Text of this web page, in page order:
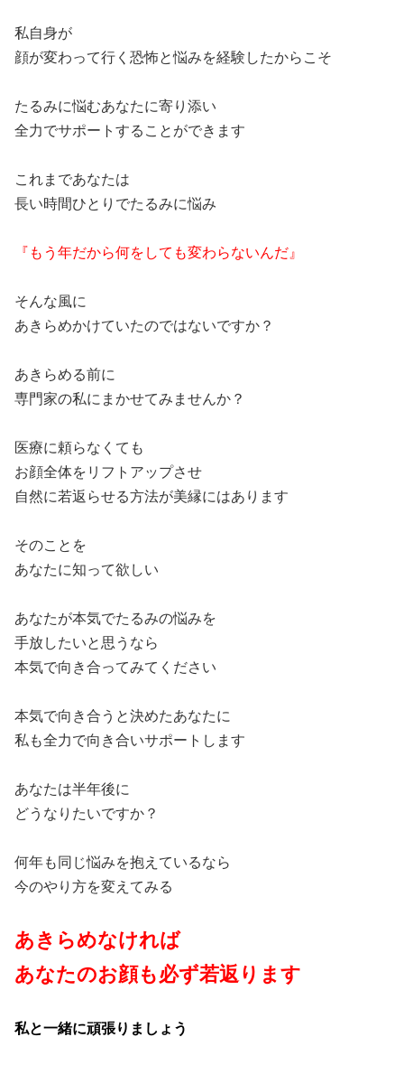
私自身が
顔が変わって行く恐怖と悩みを経験したからこそ
たるみに悩むあなたに寄り添い
全力でサポートすることができます
これまであなたは
長い時間ひとりでたるみに悩み
『もう年だから何をしても変わらないんだ』
そんな風に
あきらめかけていたのではないですか？
あきらめる前に
専門家の私にまかせてみませんか？
医療に頼らなくても
お顔全体をリフトアップさせ
自然に若返らせる方法が美縁にはあります
そのことを
あなたに知って欲しい
あなたが本気でたるみの悩みを
手放したいと思うなら
本気で向き合ってみてください
本気で向き合うと決めたあなたに
私も全力で向き合いサポートします
あなたは半年後に
どうなりたいですか？
何年も同じ悩みを抱えているなら
今のやり方を変えてみる
あきらめなければ
あなたのお顔も必ず若返ります
私と一緒に頑張りましょう